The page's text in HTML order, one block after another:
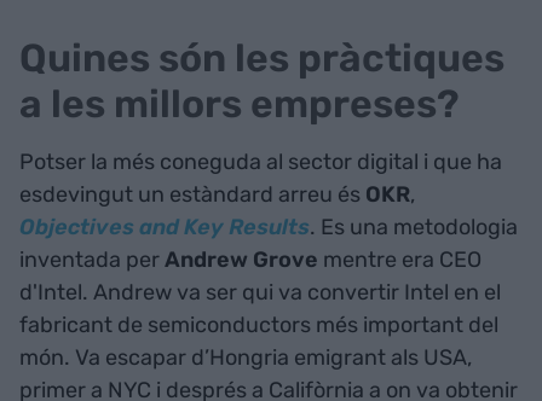
Quines són les pràctiques
a les millors empreses?
Potser la més coneguda al sector digital i que ha
esdevingut un estàndard arreu és OKR,
Objectives and Key Results. Es una metodologia
inventada perAndrew Grove mentre era CEO
d'Intel. Andrew va ser qui va convertir Intel en el
fabricant de semiconductors més important del
món. Va escapar d’Hongria emigrant als USA,
primer a NYC i després a Califòrnia a on va obtenir